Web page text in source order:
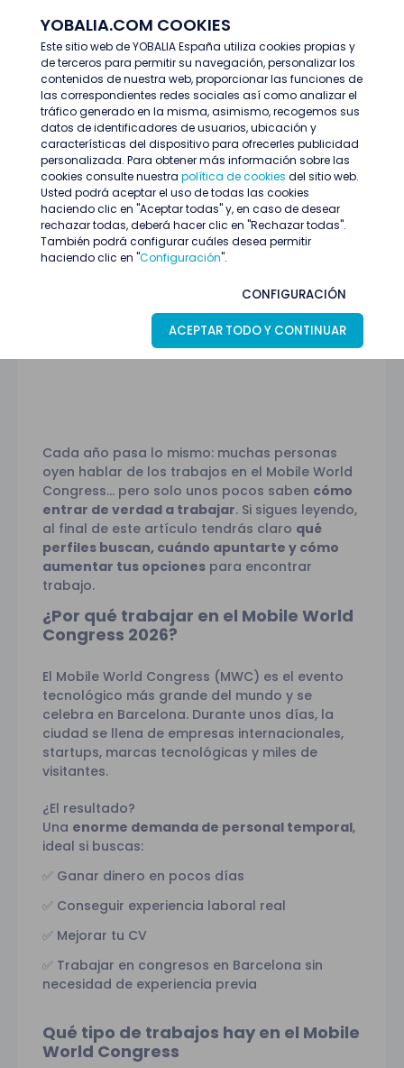
YOBALIA.COM COOKIES
Este sitio web de YOBALIA España utiliza cookies propias y
de terceros para permitir su navegación, personalizar los
contenidos de nuestra web, proporcionar las funciones de
las correspondientes redes sociales así como analizar el
tráfico generado en la misma, asimismo, recogemos sus
datos de identificadores de usuarios, ubicación y
características del dispositivo para ofrecerles publicidad
personalizada. Para obtener más información sobre las
cookies consulte nuestra política de cookies del sitio web.
Usted podrá aceptar el uso de todas las cookies
haciendo clic en "Aceptar todas" y, en caso de desear
rechazar todas, deberá hacer clic en "Rechazar todas".
También podrá configurar cuáles desea permitir
haciendo clic en "Configuración".
CONFIGURACIÓN
ACEPTAR TODO Y CONTINUAR
Blog
Buscar Trabajo
Cómo trabajar en el Mobile World Congress 2026
15 Enero 2026 BUSCAR TRABAJO
Cómo trabajar en el Mobile World
Cada año pasa lo mismo: muchas personas
oyen hablar de los trabajos en el Mobile World
Congress… pero solo unos pocos saben cómo
entrar de verdad a trabajar. Si sigues leyendo,
al final de este artículo tendrás claro qué
perfiles buscan, cuándo apuntarte y cómo
aumentar tus opciones para encontrar
trabajo.
¿Por qué trabajar en el Mobile World
Congress 2026?
El Mobile World Congress (MWC) es el evento
tecnológico más grande del mundo y se
celebra en Barcelona. Durante unos días, la
ciudad se llena de empresas internacionales,
startups, marcas tecnológicas y miles de
visitantes.
¿El resultado?
Una enorme demanda de personal temporal,
ideal si buscas:
✅ Ganar dinero en pocos días
✅ Conseguir experiencia laboral real
✅ Mejorar tu CV
✅ Trabajar en congresos en Barcelona sin
necesidad de experiencia previa
Qué tipo de trabajos hay en el Mobile
World Congress